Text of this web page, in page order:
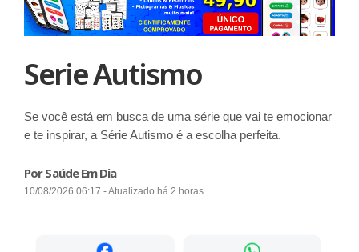
Serie Autismo
Se você está em busca de uma série que vai te emocionar
e te inspirar, a Série Autismo é a escolha perfeita.
Por Saúde Em Dia
10/08/2026 06:17 - Atualizado há 2 horas